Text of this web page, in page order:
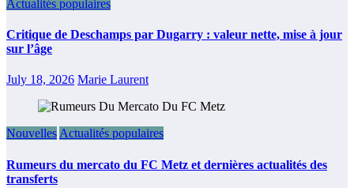
Actualités populaires
Critique de Deschamps par Dugarry : valeur nette, mise à jour
sur l’âge
July 18, 2026 Marie Laurent
Nouvelles Actualités populaires
Rumeurs du mercato du FC Metz et dernières actualités des
transferts